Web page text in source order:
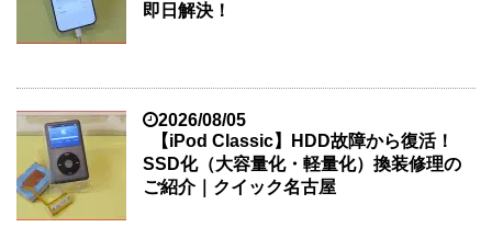
即日解決！
2026/08/05
【iPod Classic】HDD故障から復活！
SSD化（大容量化・軽量化）換装修理の
ご紹介｜クイック名古屋